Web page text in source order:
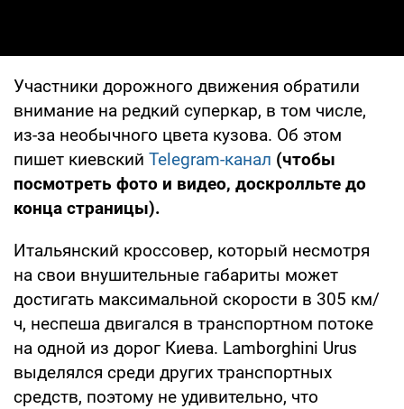
Участники дорожного движения обратили
внимание на редкий суперкар, в том числе,
из-за необычного цвета кузова. Об этом
пишет киевский Telegram-канал (чтобы
посмотреть фото и видео, доскролльте до
конца страницы).
Итальянский кроссовер, который несмотря
на свои внушительные габариты может
достигать максимальной скорости в 305 км/
ч, неспеша двигался в транспортном потоке
на одной из дорог Киева. Lamborghini Urus
выделялся среди других транспортных
средств, поэтому не удивительно, что